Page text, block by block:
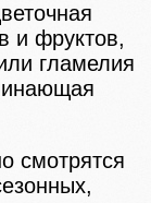
и фруктов,
гламелия
смотрятся